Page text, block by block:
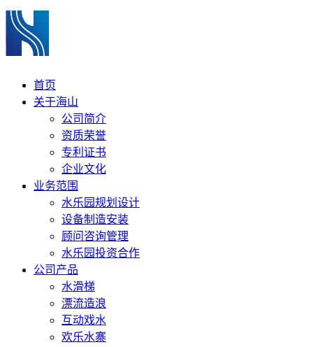
首页
关于海山
公司简介
资质荣誉
专利证书
企业文化
业务范围
水乐园规划设计
设备制造安装
顾问咨询管理
水乐园投资合作
公司产品
水滑梯
漂流造浪
互动戏水
欢乐水寨